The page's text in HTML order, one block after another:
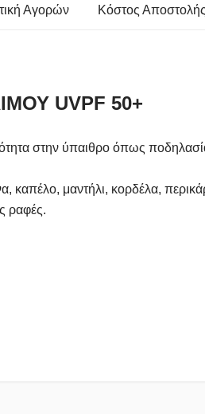
Αγορών Κόστος Αποστολής
UVPF 50+
στην ύπαιθρο όπως
καπέλο, μαντήλι, κορδέλα,
ραφές.